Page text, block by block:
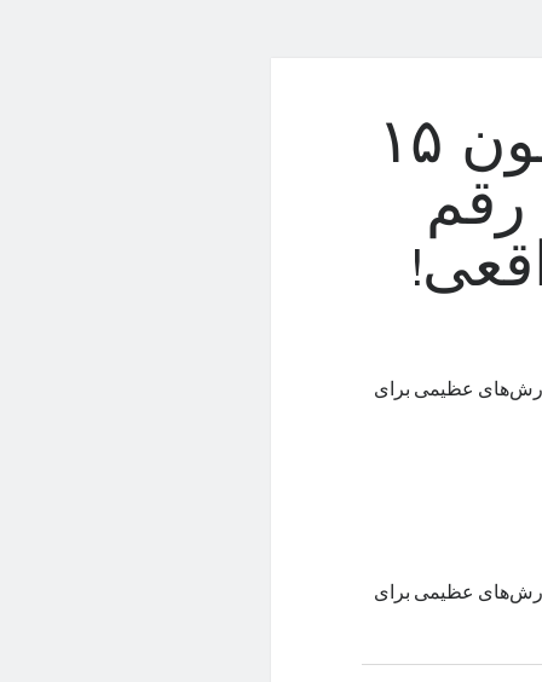
پیش‌فروش عظیم آیفون ۱۵
عظیمی برای
عظیمی برای